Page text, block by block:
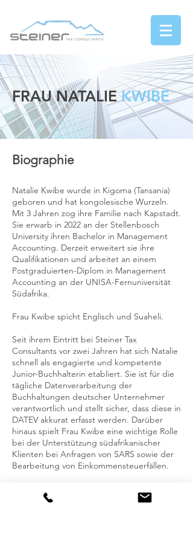
FRAU NATALIEKWIBE
Biographie
Natalie Kwibe wurde in Kigoma (Tansania)
geboren und hat kongolesische Wurzeln.
Mit 3 Jahren zog ihre Familie nach Kapstadt.
Sie erwarb in 2022 an der Stellenbosch
University ihren Bachelor in Management
Accounting. Derzeit erweitert sie ihre
Qualifikationen und arbeitet an einem
Postgraduierten-Diplom in Management
Accounting an der UNISA-Fernuniversität
Südafrika.
Frau Kwibe spicht Englisch und Suaheli.
Seit ihrem Eintritt bei Steiner Tax
Consultants vor zwei Jahren hat sich Natalie
schnell als engagierte und kompetente
Junior-Buchhalterin etabliert. Sie ist für die
tägliche Datenverarbeitung der
Buchhaltungen deutscher Unternehmer
verantwortlich und stellt sicher, dass diese in
DATEV akkurat erfasst werden. Darüber
hinaus spielt Frau Kwibe eine wichtige Rolle
bei der Unterstützung südafrikanischer
Klienten bei Anfragen von SARS sowie der
Bearbeitung von Einkommensteuerfällen.